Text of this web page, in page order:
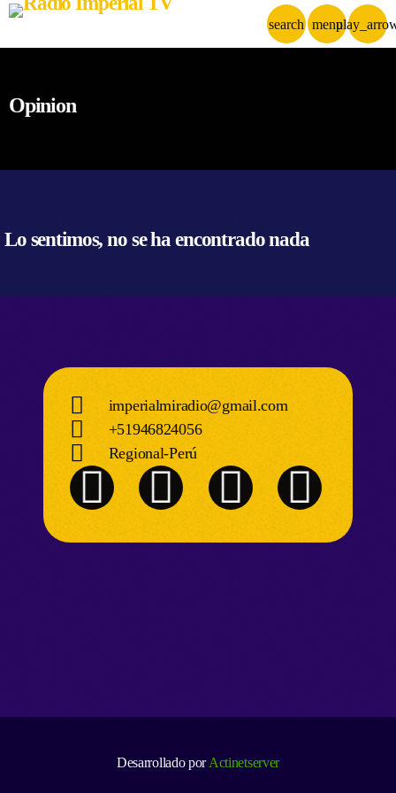
search menu
Opinion
Lo sentimos, no se ha encontrado nada
imperialmiradio@gmail.com
+51946824056
Regional-Perú
Desarrollado porActinetserver